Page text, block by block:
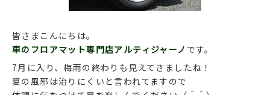
皆さまこんにちは。
車のフロアマット専門店アルティジャーノ です。
7月に入り、梅雨の終わりも見えてきましたね！
夏の風邪は治りにくいと言われてますので